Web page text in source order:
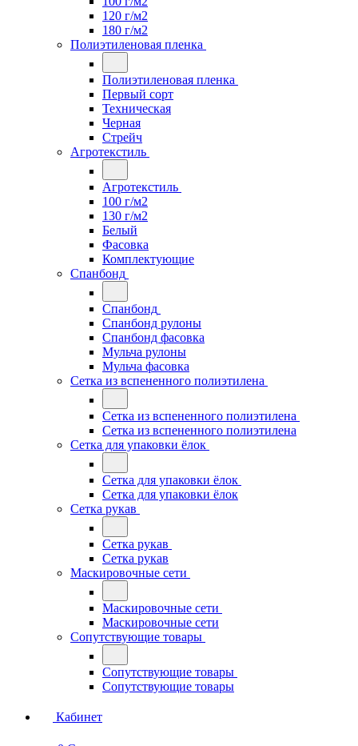
120 г/м2
180 г/м2
Полиэтиленовая пленка
Полиэтиленовая пленка
Первый сорт
Техническая
Черная
Стрейч
Агротекстиль
Агротекстиль
100 г/м2
130 г/м2
Белый
Фасовка
Комплектующие
Спанбонд
Спанбонд
Спанбонд рулоны
Спанбонд фасовка
Мульча рулоны
Мульча фасовка
Сетка из вспененного полиэтилена
Сетка из вспененного полиэтилена
Сетка из вспененного полиэтилена
Сетка для упаковки ёлок
Сетка для упаковки ёлок
Сетка для упаковки ёлок
Сетка рукав
Сетка рукав
Сетка рукав
Маскировочные сети
Маскировочные сети
Маскировочные сети
Сопутствующие товары
Сопутствующие товары
Сопутствующие товары
Кабинет